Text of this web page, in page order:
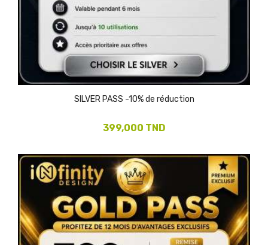
SILVER PASS -10% de réduction
399,000 TND